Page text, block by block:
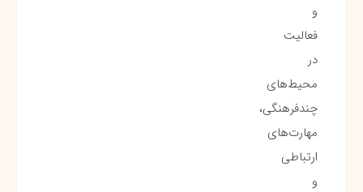
و
فعالیت
در
محیط‌های
چندفرهنگی،
مهارت‌های
ارتباطی
و